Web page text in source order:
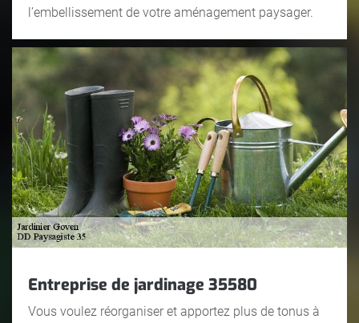
l’embellissement de votre aménagement paysager.
Entreprise de jardinage 35580
Vous voulez réorganiser et apportez plus de tonus à